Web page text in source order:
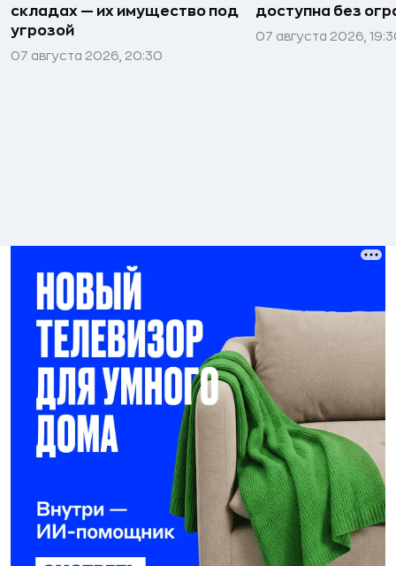
складах — их имущество под
угрозой
07 августа 2026, 20:30
доступна без
07 августа 2026,